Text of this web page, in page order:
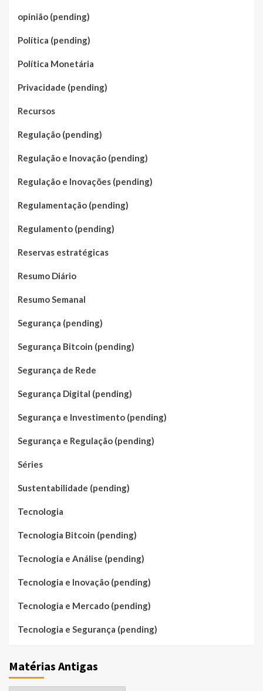
opinião (pending)
Política (pending)
Política Monetária
Privacidade (pending)
Recursos
Regulação (pending)
Regulação e Inovação (pending)
Regulação e Inovações (pending)
Regulamentação (pending)
Regulamento (pending)
Reservas estratégicas
Resumo Diário
Resumo Semanal
Segurança (pending)
Segurança Bitcoin (pending)
Segurança de Rede
Segurança Digital (pending)
Segurança e Investimento (pending)
Segurança e Regulação (pending)
Séries
Sustentabilidade (pending)
Tecnologia
Tecnologia Bitcoin (pending)
Tecnologia e Análise (pending)
Tecnologia e Inovação (pending)
Tecnologia e Mercado (pending)
Tecnologia e Segurança (pending)
Matérias Antigas